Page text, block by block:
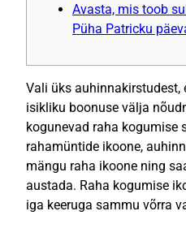
Avasta, mis toob
Püha Patricku
Vali üks auhinnakirstudest,
isikliku boonuse välja
kogunevad raha kogumise
rahamüntide ikoone,
mängu raha ikoone ning
austada. Raha kogumise
iga keeruga sammu võrra